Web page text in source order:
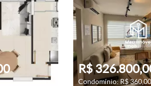
R$
Condomínio: R$ 360,00